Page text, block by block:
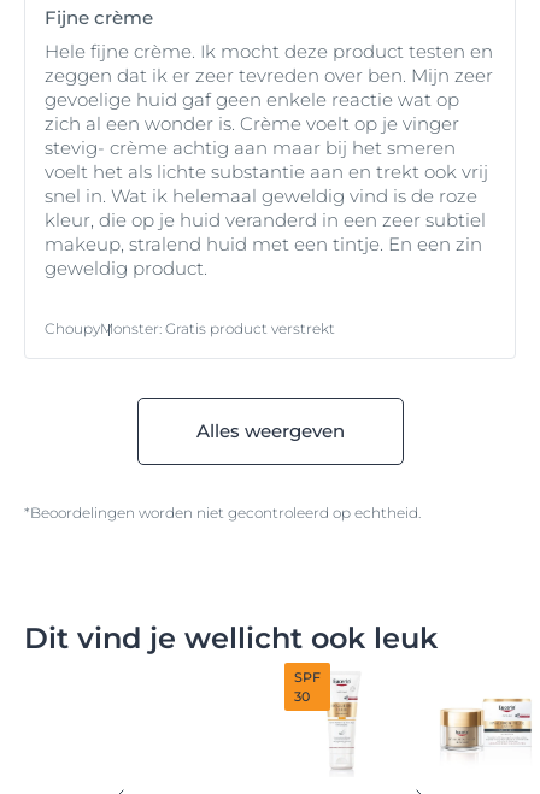
Fijne crème
Hele fijne crème. Ik mocht deze product testen en
zeggen dat ik er zeer tevreden over ben. Mijn zeer
gevoelige huid gaf geen enkele reactie wat op
zich al een wonder is. Crème voelt op je vinger
stevig- crème achtig aan maar bij het smeren
voelt het als lichte substantie aan en trekt ook vrij
snel in. Wat ik helemaal geweldig vind is de roze
kleur, die op je huid veranderd in een zeer subtiel
makeup, stralend huid met een tintje. En een zin
geweldig product.
ChoupyMonster: Gratis product verstrekt
Alles weergeven
*Beoordelingen worden niet gecontroleerd op echtheid.
Dit vind je wellicht ook leuk
SPF
30